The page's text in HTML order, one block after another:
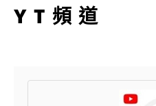
YT頻道